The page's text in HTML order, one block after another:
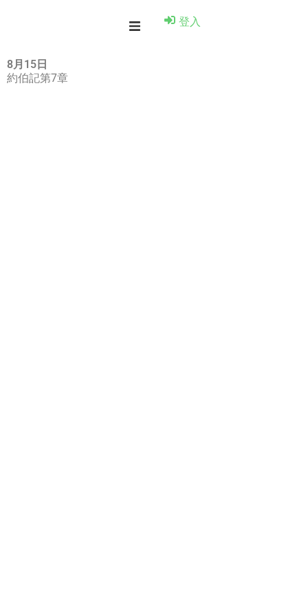
登入
8月15日
約伯記第7章